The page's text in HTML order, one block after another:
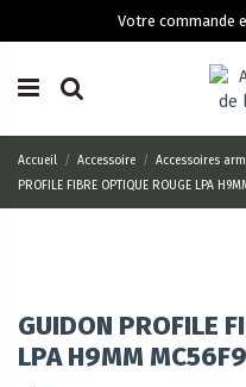
Votre commande
Accueil Accessoire Accessoires
PROFILE FIBRE OPTIQUE ROUGE LPA
GUIDON PROFILE
LPA H9MM MC56F9